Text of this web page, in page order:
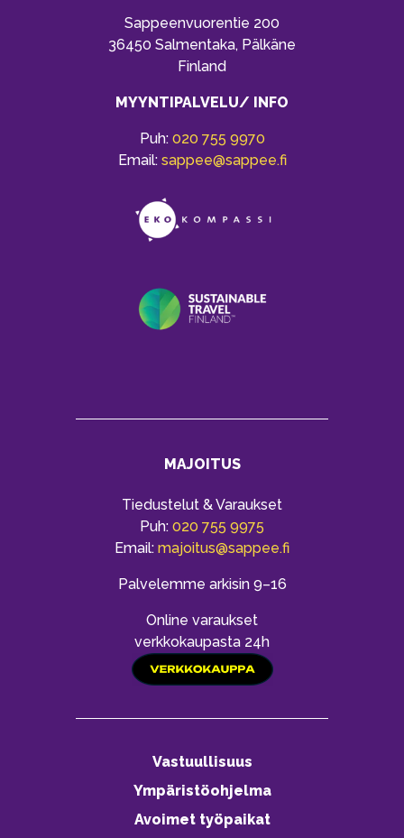
Sappeenvuorentie 200
36450 Salmentaka, Pälkäne
Finland
MYYNTIPALVELU/ INFO
Puh: 020 755 9970
Email: sappee@sappee.fi
MAJOITUS
Tiedustelut & Varaukset
Puh: 020 755 9975
Email: majoitus@sappee.fi
Palvelemme arkisin 9–16
Online varaukset
verkkokaupasta 24h
Vastuullisuus
Ympäristöohjelma
Avoimet työpaikat